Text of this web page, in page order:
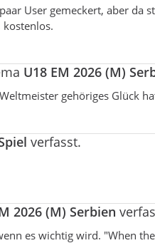
User gemeckert, aber da
U18 EM 2026 (M)
gehöriges Glück
verfasst.
2026 (M) Serbien
es wichtig wird. "When